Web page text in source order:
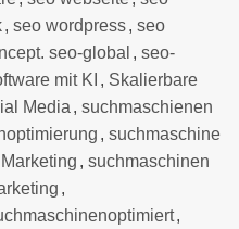
, seo wordpress, seo
seo-global , seo-
mit KI , Skalierbare
Media , suchmaschienen
, suchmaschine
, suchmaschinen
,
,